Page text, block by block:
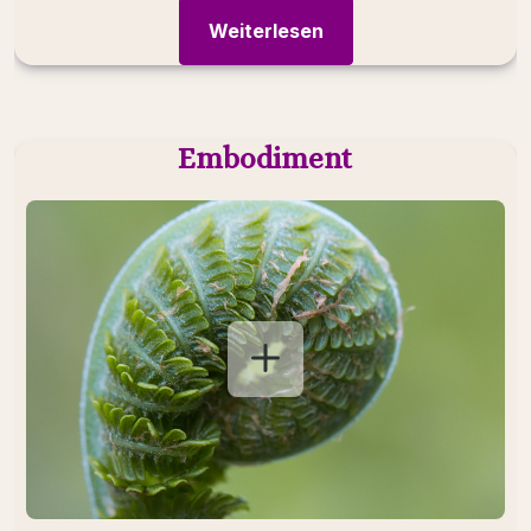
Weiterlesen
Embodiment
Die Wechselwirkung von Körper, Geist und
Seele erforschen